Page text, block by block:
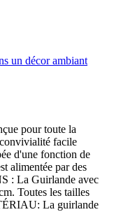
pour toute la
facile
d'une fonction de
alimentée par des
: La Guirlande avec
Toutes les tailles
La guirlande